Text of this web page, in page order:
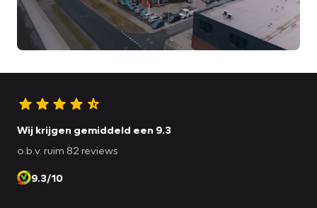
Wij krijgen gemiddeld een 9.3
o.b.v. ruim 82 reviews
9.3/10